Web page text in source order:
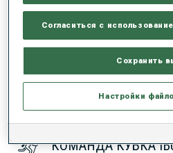
ДАННЫХ НЕТ
КОМАНДА КУБКА
Согласиться с
Сохранить
Настройки